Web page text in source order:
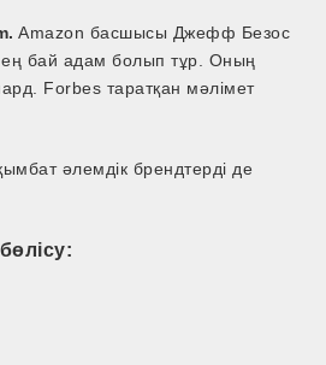
Amazon басшысы Джефф Безос
бай адам болып тұр. Оның
Forbes таратқан мәлімет
әлемдік брендтерді де